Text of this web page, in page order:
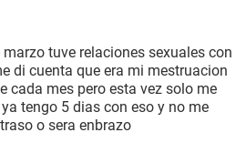
tuve relaciones sexuales con
di cuenta que era mi mestruacion
cada mes pero esta vez solo me
tengo 5 dias con eso y no me
o sera enbrazo